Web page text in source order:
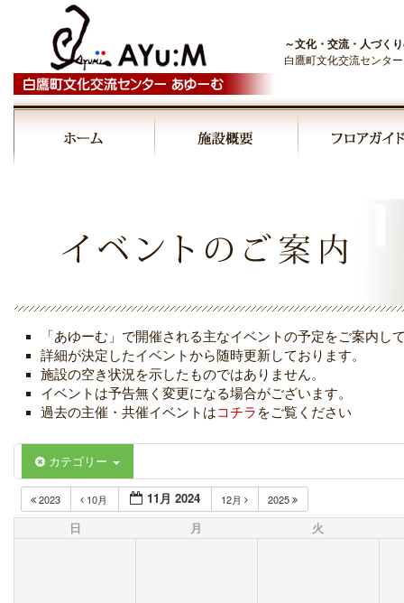
～文化・交流・人づく
白鷹町文化交流センタ
「あゆーむ」で開催される主なイベントの予定をご案内し
詳細が決定したイベントから随時更新しております。
施設の空き状況を示したものではありません。
イベントは予告無く変更になる場合がございます。
過去の主催・共催イベントはコチラ をご覧ください
カテゴリー
2023 10月 11月 2024 12月 2025
日 月 火